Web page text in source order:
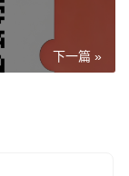
下一篇 »